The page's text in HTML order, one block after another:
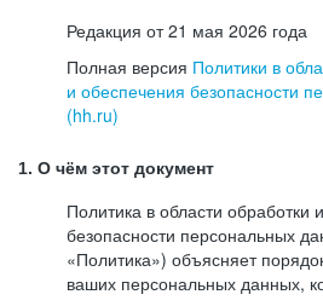
Редакция от 21 мая 2026 года
Полная версия Политики в
и обеспечения безопасности
(hh.ru)
1. О чём этот документ
Политика в области обработки
безопасности персональных
«Политика») объясняет
ваших персональных данных,